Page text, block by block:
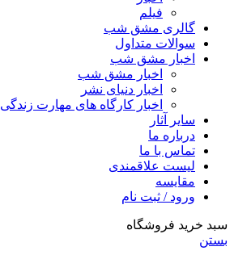
فیلم
گالری مشق شب
سوالات متداول
اخبار مشق شب
اخبار مشق شب
اخبار دنیای نشر
اخبار کارگاه های مهارت زندگی
سایر آثار
درباره ما
تماس با ما
لیست علاقمندی
مقایسه
ورود / ثبت نام
سبد خرید فروشگاه
بستن